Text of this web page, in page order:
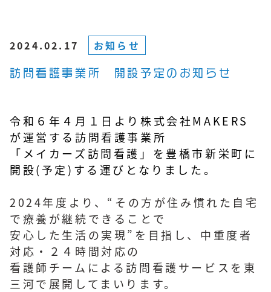
2024.02.17 お知らせ
訪問看護事業所 開設予定のお知らせ
令和６年４月１日より株式会社MAKERS
が運営する訪問看護事業所
「メイカーズ訪問看護」を豊橋市新栄町に
開設(予定)する運びとなりました。
2024年度より、“その方が住み慣れた自宅
で療養が継続できることで
安心した生活の実現”を目指し、中重度者
対応・２４時間対応の
看護師チームによる訪問看護サービスを東
三河で展開してまいります。